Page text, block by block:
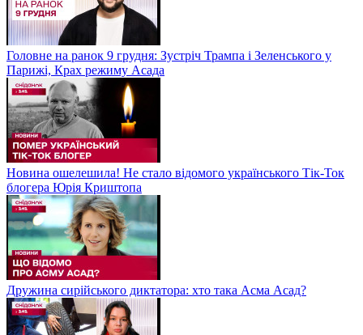
Головне на ранок 9 грудня: Зустріч Трампа і Зеленського у
Парижі, Крах режиму Асада
Новина ошелешила! Не стало відомого українського Тік-Ток
блогера Юрія Криштопа
Дружина сирійського диктатора: хто така Асма Асад?